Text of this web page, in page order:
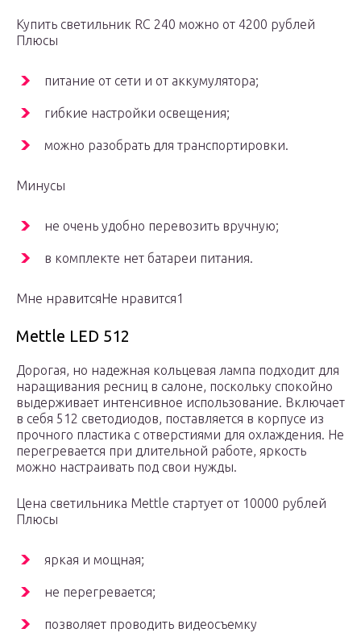
Купить светильник RC 240 можно от 4200 рублей
Плюсы
питание от сети и от аккумулятора;
гибкие настройки освещения;
можно разобрать для транспортировки.
Минусы
не очень удобно перевозить вручную;
в комплекте нет батареи питания.
Мне нравитсяНе нравится1
Mettle LED 512
Дорогая, но надежная кольцевая лампа подходит для
наращивания ресниц в салоне, поскольку спокойно
выдерживает интенсивное использование. Включает
в себя 512 светодиодов, поставляется в корпусе из
прочного пластика с отверстиями для охлаждения. Не
перегревается при длительной работе, яркость
можно настраивать под свои нужды.
Цена светильника Mettle стартует от 10000 рублей
Плюсы
яркая и мощная;
не перегревается;
позволяет проводить видеосъемку